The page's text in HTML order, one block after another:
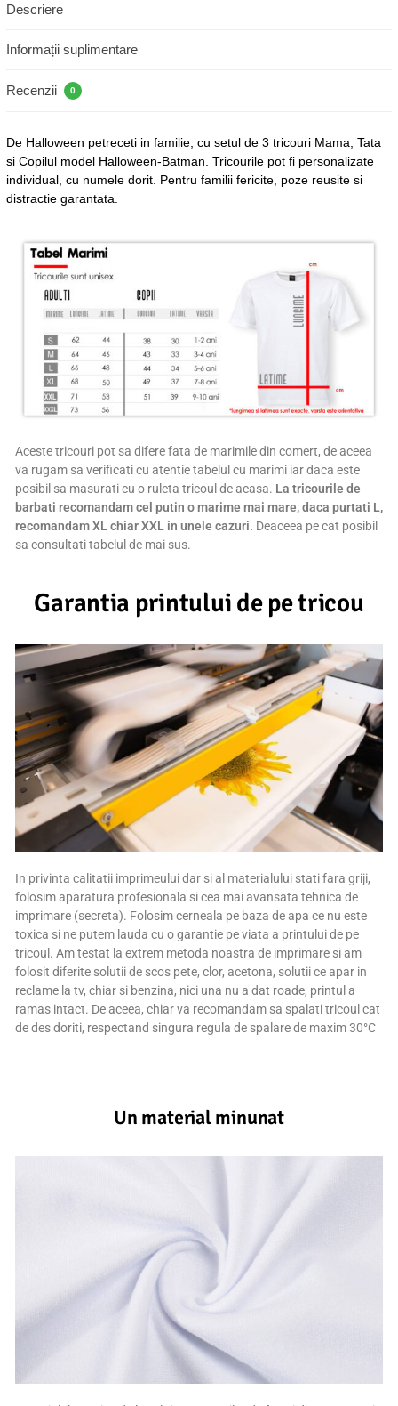
Descriere
Informații suplimentare
Recenzii 0
De Halloween petreceti in familie, cu setul de 3 tricouri Mama, Tata
si Copilul model Halloween-Batman. Tricourile pot fi personalizate
individual, cu numele dorit. Pentru familii fericite, poze reusite si
distractie garantata.
Aceste tricouri pot sa difere fata de marimile din comert, de aceea
va rugam sa verificati cu atentie tabelul cu marimi iar daca este
posibil sa masurati cu o ruleta tricoul de acasa. La tricourile de
barbati recomandam cel putin o marime mai mare, daca purtati L,
recomandam XL chiar XXL in unele cazuri. Deaceea pe cat posibil
sa consultati tabelul de mai sus.
Garantia printului de pe tricou
In privinta calitatii imprimeului dar si al materialului stati fara griji,
folosim aparatura profesionala si cea mai avansata tehnica de
imprimare (secreta). Folosim cerneala pe baza de apa ce nu este
toxica si ne putem lauda cu o garantie pe viata a printului de pe
tricoul. Am testat la extrem metoda noastra de imprimare si am
folosit diferite solutii de scos pete, clor, acetona, solutii ce apar in
reclame la tv, chiar si benzina, nici una nu a dat roade, printul a
ramas intact. De aceea, chiar va recomandam sa spalati tricoul cat
de des doriti, respectand singura regula de spalare de maxim 30°C
Un material minunat